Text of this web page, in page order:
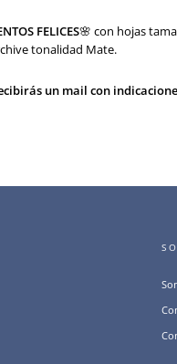
FELICES🌸 con hojas
tonalidad Mate.
un mail con